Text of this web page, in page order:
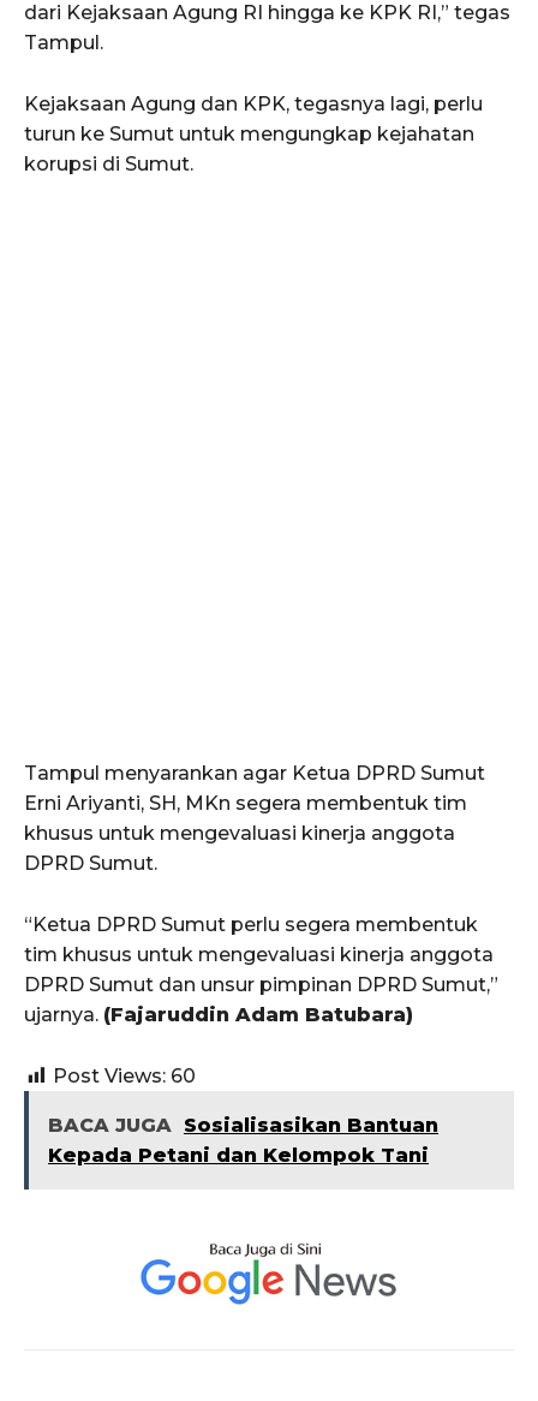
dari Kejaksaan Agung RI hingga ke KPK RI,” tegas
Tampul.
Kejaksaan Agung dan KPK, tegasnya lagi, perlu
turun ke Sumut untuk mengungkap kejahatan
korupsi di Sumut.
Tampul menyarankan agar Ketua DPRD Sumut
Erni Ariyanti, SH, MKn segera membentuk tim
khusus untuk mengevaluasi kinerja anggota
DPRD Sumut.
“Ketua DPRD Sumut perlu segera membentuk
tim khusus untuk mengevaluasi kinerja anggota
DPRD Sumut dan unsur pimpinan DPRD Sumut,”
ujarnya. (Fajaruddin Adam Batubara)
Post Views: 60
BACA JUGA Sosialisasikan Bantuan
Kepada Petani dan Kelompok Tani